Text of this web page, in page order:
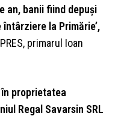
an, banii fiind depuși
la Primărie’,
primarul Ioan
proprietatea
Regal Savarsin SRL